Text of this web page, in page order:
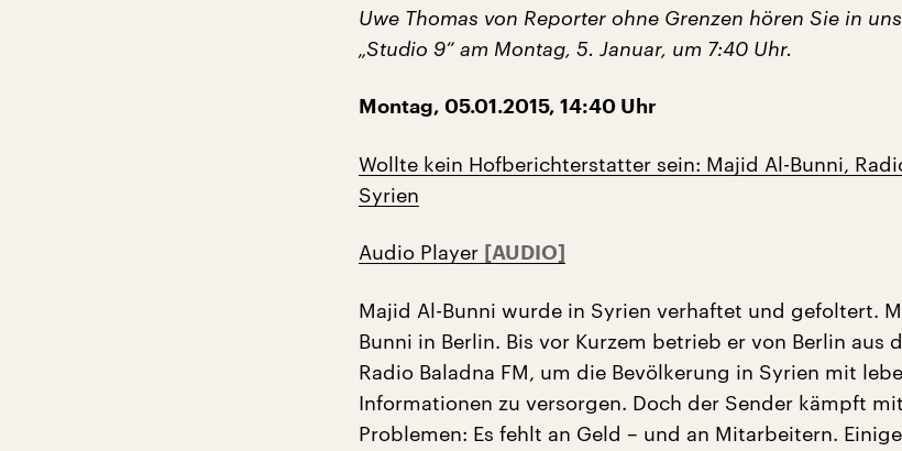
Uwe Thomas von Reporter ohne Grenzen hören Sie in
„Studio 9“ am Montag, 5. Januar, um 7:40 Uhr.
Montag, 05.01.2015, 14:40 Uhr
Wollte kein Hofberichterstatter sein: Majid Al-Bunni,
Syrien
Audio Player
Majid Al-Bunni wurde in Syrien verhaftet und gefoltert.
Bunni in Berlin. Bis vor Kurzem betrieb er von Berlin aus
Radio Baladna FM, um die Bevölkerung in Syrien mit
Informationen zu versorgen. Doch der Sender kämpft
Problemen: Es fehlt an Geld – und an Mitarbeitern.